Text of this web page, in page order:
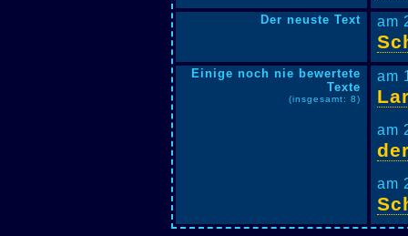
Der neuste Text am
Einige noch nie bewertete
Texte
(insgesamt: 8)
am
am
am